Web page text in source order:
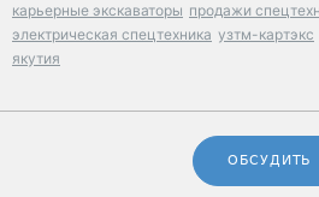
карьерные экскаваторы продажи
электрическая спецтехника узтм-картэкс
якутия
ОБСУДИТЬ